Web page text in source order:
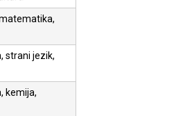
strani jezik,
kemija,